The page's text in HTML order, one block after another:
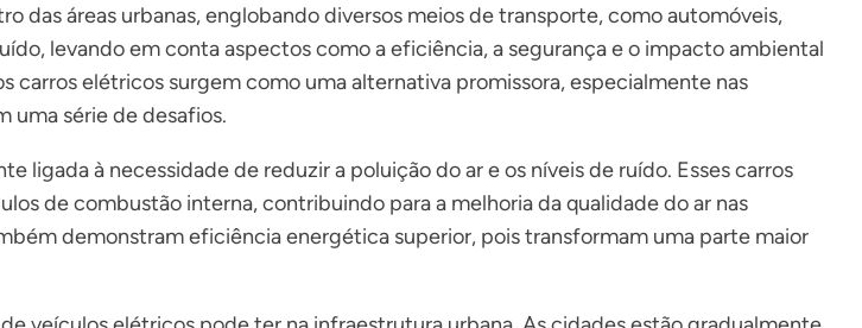
das áreas urbanas, englobando diversos meios de transporte, como automóveis,
levando em conta aspectos como a eficiência, a segurança e o impacto ambiental
elétricos surgem como uma alternativa promissora, especialmente nas
uma série de desafios.
ligada à necessidade de reduzir a poluição do ar e os níveis de ruído. Esses carros
de combustão interna, contribuindo para a melhoria da qualidade do ar nas
demonstram eficiência energética superior, pois transformam uma parte maior